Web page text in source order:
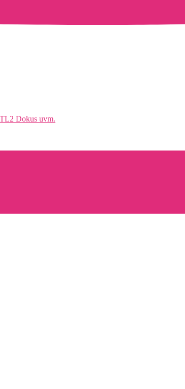
Dokus uvm.